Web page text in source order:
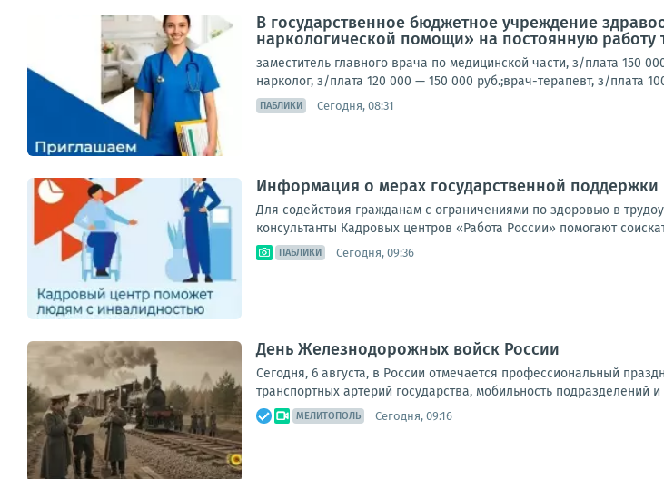
В государственное бюджетное учреждение
наркологической помощи» на постоянную работу
заместитель главного врача по медицинской части, з/плата 150
нарколог, з/плата 120 000 — 150 000 руб.;врач-терапевт, з/плата
ПАБЛИКИ Сегодня, 08:31
Информация о мерах государственной
Для содействия гражданам с ограничениями по здоровью в
консультанты Кадровых центров «Работа России» помогают
ПАБЛИКИ Сегодня, 09:36
День Железнодорожных войск России
Сегодня, 6 августа, в России отмечается профессиональный
транспортных артерий государства, мобильность
МЕЛИТОПОЛЬ Сегодня, 09:16